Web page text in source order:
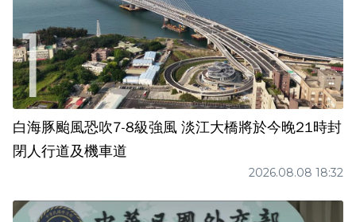
白海豚颱風恐吹7-8級強風 淡江大橋將於今晚21時封
閉人行道及機車道
2026.08.08 18:32